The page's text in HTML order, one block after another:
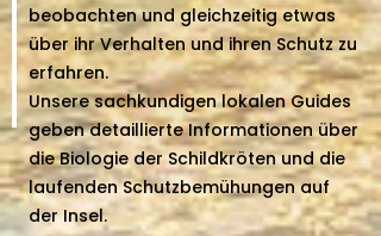
beobachten und gleichzeitig etwas
über ihr Verhalten und ihren Schutz zu
erfahren.
Unsere sachkundigen lokalen Guides
geben detaillierte Informationen über
die Biologie der Schildkröten und die
laufenden Schutzbemühungen auf
der Insel.